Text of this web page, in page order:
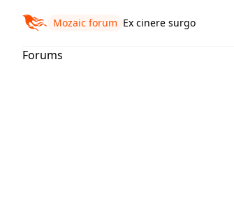
Mozaic forum Ex cinere surgo
Forums